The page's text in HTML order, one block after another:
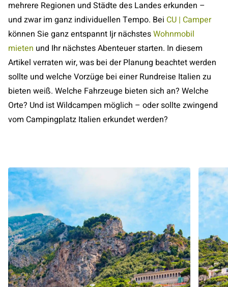
mehrere Regionen und Städte des Landes erkunden –
und zwar im ganz individuellen Tempo. Bei CU | Camper
können Sie ganz entspannt Ijr nächstesWohnmobil
mieten und Ihr nächstes Abenteuer starten. In diesem
Artikel verraten wir, was bei der Planung beachtet werden
sollte und welche Vorzüge bei einer Rundreise Italien zu
bieten weiß. Welche Fahrzeuge bieten sich an? Welche
Orte? Und ist Wildcampen möglich – oder sollte zwingend
vom Campingplatz Italien erkundet werden?